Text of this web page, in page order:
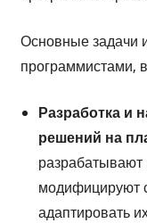
Основные задачи
программистами,
Разработка и
решений на
модифицируют
адаптировать